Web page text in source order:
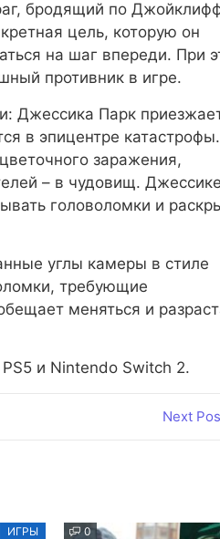
бродящий по
цель, которую он
на шаг впереди. При
противник в игре.
Джессика Парк
в эпицентре катастрофы.
заражения,
– в чудовищ. Джессике
головоломки и
углы камеры в стиле
требующие
меняться и
и Nintendo Switch 2.
Next
ИГРЫ 0